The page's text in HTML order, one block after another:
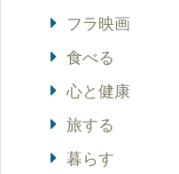
フラ映画
食べる
心と健康
旅する
暮らす